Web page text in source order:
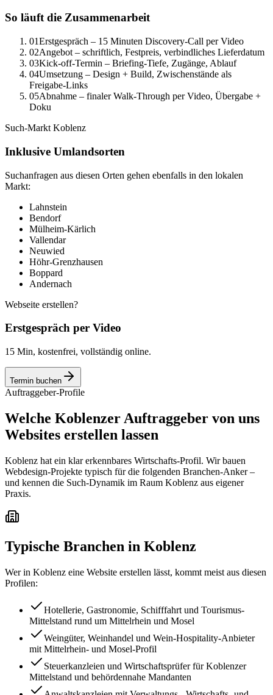
So läuft die Zusammenarbeit
01Erstgespräch – 15 Minuten Discovery-Call per Video
02Angebot – schriftlich, Festpreis, verbindliches Lieferdatum
03Kick-off-Termin – Briefing-Tiefe, Zugänge, Ablauf
04Umsetzung – Design + Build, Zwischenstände als
Freigabe-Links
05Abnahme – finaler Walk-Through per Video, Übergabe +
Doku
Such-Markt Koblenz
Inklusive Umlandsorten
Suchanfragen aus diesen Orten gehen ebenfalls in den lokalen
Markt:
Lahnstein
Bendorf
Mülheim-Kärlich
Vallendar
Neuwied
Höhr-Grenzhausen
Boppard
Andernach
Webseite erstellen?
Erstgespräch per Video
15 Min, kostenfrei, vollständig online.
Termin buchen
Auftraggeber-Profile
Welche Koblenzer Auftraggeber von uns
Websites erstellen lassen
Koblenz hat ein klar erkennbares Wirtschafts-Profil. Wir bauen
Webdesign-Projekte typisch für die folgenden Branchen-Anker –
und kennen die Such-Dynamik im Raum Koblenz aus eigener
Praxis.
Typische Branchen in Koblenz
Wer in Koblenz eine Website erstellen lässt, kommt meist aus diesen
Profilen:
Hotellerie, Gastronomie, Schifffahrt und Tourismus-
Mittelstand rund um Mittelrhein und Mosel
Weingüter, Weinhandel und Wein-Hospitality-Anbieter
mit Mittelrhein- und Mosel-Profil
Steuerkanzleien und Wirtschaftsprüfer für Koblenzer
Mittelstand und behördennahe Mandanten